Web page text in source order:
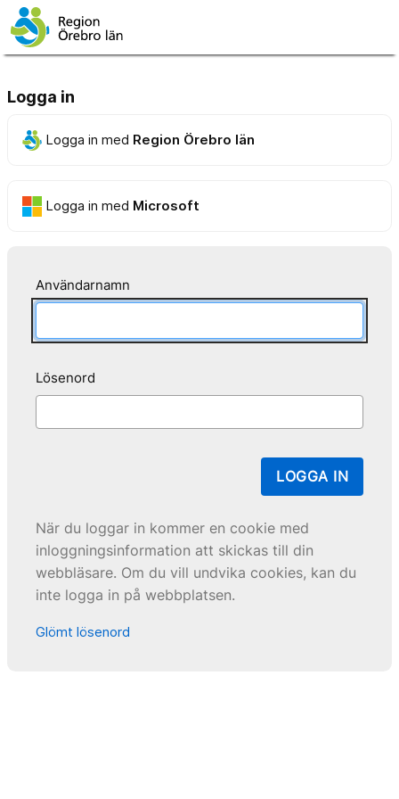
Logga in
Logga in med Region Örebro län
Logga in med Microsoft
Användarnamn
Lösenord
LOGGA IN
När du loggar in kommer en cookie med
inloggningsinformation att skickas till din
webbläsare. Om du vill undvika cookies, kan du
inte logga in på webbplatsen.
Glömt lösenord